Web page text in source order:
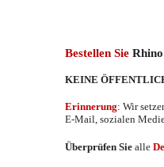
Bestellen Sie
KEINE
Erinnerung: Wir
E-Mail, sozialen
Überprüfen Sie alle